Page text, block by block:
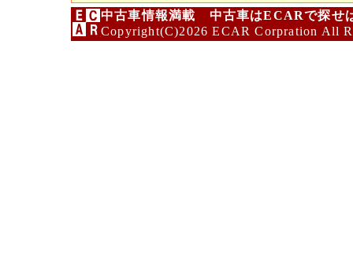
中古車情報満載 中古車はECARで探せ
Copyright(C)2026 ECAR Corpration All